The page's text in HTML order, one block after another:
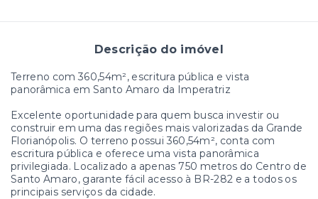
Descrição do imóvel
Terreno com 360,54m², escritura pública e vista
panorâmica em Santo Amaro da Imperatriz
Excelente oportunidade para quem busca investir ou
construir em uma das regiões mais valorizadas da Grande
Florianópolis. O terreno possui 360,54m², conta com
escritura pública e oferece uma vista panorâmica
privilegiada. Localizado a apenas 750 metros do Centro de
Santo Amaro, garante fácil acesso à BR-282 e a todos os
principais serviços da cidade.